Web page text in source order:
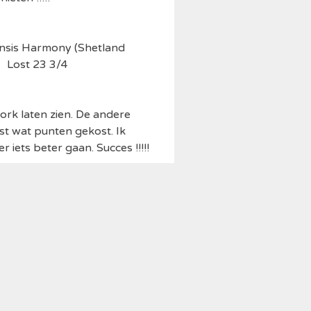
Harmony (Shetland
23 3/4
laten zien. De andere
wat punten gekost. Ik
iets beter gaan. Succes !!!!!